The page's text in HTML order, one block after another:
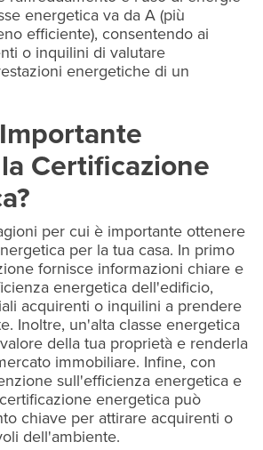
energetica va da A (più
efficiente), consentendo ai
o inquilini di valutare
energetiche di un
Certificazione
per cui è importante ottenere
per la tua casa. In primo
fornisce informazioni chiare e
energetica dell'edificio,
acquirenti o inquilini a prendere
Inoltre, un'alta classe energetica
della tua proprietà e renderla
immobiliare. Infine, con
sull'efficienza energetica e
energetica può
chiave per attirare acquirenti o
dell'ambiente.